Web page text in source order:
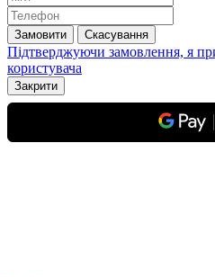
Замовити Скасування
Підтверджуючи замовлення, я
користувача
Закрити